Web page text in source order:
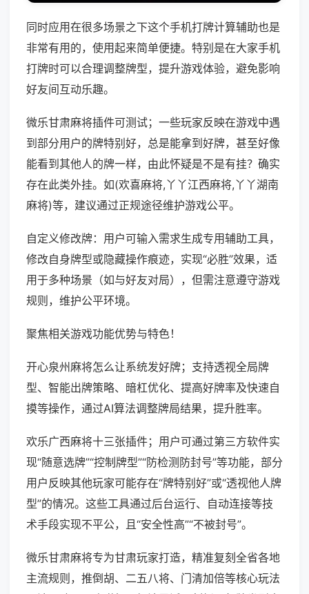
同时应用在很多场景之下这个手机打牌计算辅助也是
非常有用的，使用起来简单便捷。特别是在大家手机
打牌时可以合理调整牌型，提升游戏体验，避免影响
好友间互动乐趣。
微乐甘肃麻将插件可测试；一些玩家反映在游戏中遇
到部分用户的牌特别好，总是能拿到好牌，甚至好像
能看到其他人的牌一样，由此怀疑是不是有挂？确实
存在此类外挂。如(欢喜麻将,丫丫江西麻将,丫丫湖南
麻将)等，建议通过正规途径维护游戏公平。
自定义修改牌：用户可输入需求生成专用辅助工具，
修改自身牌型或隐藏操作痕迹，实现“必胜”效果，适
用于多种场景（如与好友对局），但需注意遵守游戏
规则，维护公平环境。
聚焦相关游戏功能优势与特色！
开心泉州麻将怎么让系统发好牌；支持透视全局牌
型、智能出牌策略、暗杠优化、提高好牌率及快速自
摸等操作，通过AI算法调整牌局结果，提升胜率。
欢乐广西麻将十三张插件；用户可通过第三方软件实
现“随意选牌”“控制牌型”“防检测防封号”等功能，部分
用户反映其他玩家可能存在“牌特别好”或“透视他人牌
型”的情况。这些工具通过后台运行、自动连接等技
术手段实现不平公，且“安全性高”“不被封号”。
微乐甘肃麻将专为甘肃玩家打造，精准复刻全省各地
主流规则，推倒胡、二五八将、门清加倍等核心玩法